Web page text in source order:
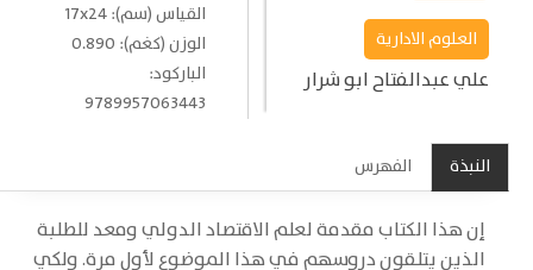
العلوم الادارية
علي عبدالفتاح ابو شرار
القياس (سم): 17x24
الوزن (كغم): 0.890
الباركود:
9789957063443
النبذة الفهرس
إن هذا الكتاب مقدمة لعلم الاقتصاد الدولي ومعد للطلبة
الذين يتلقون دروسهم في هذا الموضوع لأول مرة. ولكي